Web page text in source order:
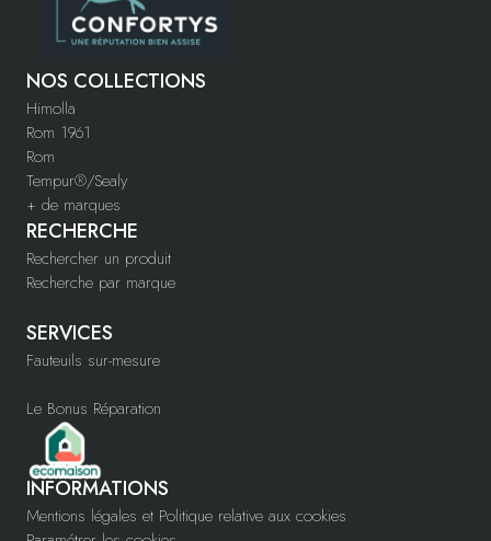
Margaux Keller
Palace Hôtel
Slumberland Royal
Sommiers
Sommiers Coffres
Sommiers Electriques
Sommiers Fixes
Sommiers Tapissiers
Accessoires
Dosserets et Têtes de Lit
Oreillers
NOS COLLECTIONS
Himolla
Rom 1961
Rom
Tempur®/Sealy
+ de marques
RECHERCHE
Rechercher un produit
Recherche par marque
SERVICES
Fauteuils sur-mesure
Le Bonus Réparation
INFORMATIONS
Mentions légales et Politique relative aux cookies